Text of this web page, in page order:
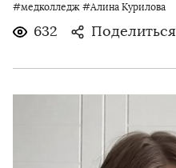
#медколледж #Алина Курилова
632 Поделиться